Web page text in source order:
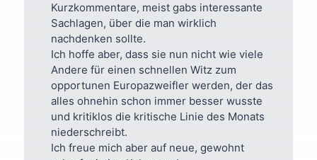
Kurzkommentare, meist gabs interessante
Sachlagen, über die man wirklich
nachdenken sollte.
Ich hoffe aber, dass sie nun nicht wie viele
Andere für einen schnellen Witz zum
opportunen Europazweifler werden, der das
alles ohnehin schon immer besser wusste
und kritiklos die kritische Linie des Monats
niederschreibt.
Ich freue mich aber auf neue, gewohnt